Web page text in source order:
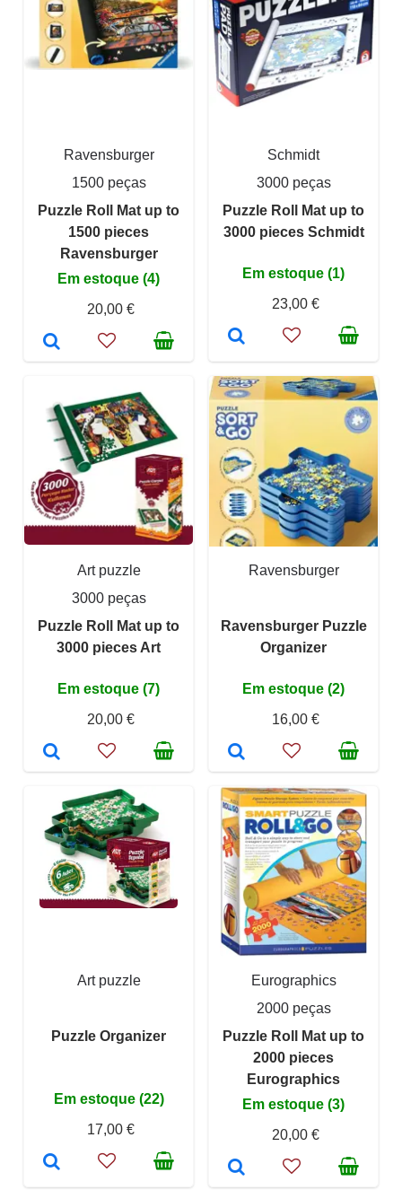
Ravensburger
1500 peças
Puzzle Roll Mat up to
1500 pieces
Ravensburger
Em estoque (4)
20,00 €
Schmidt
3000 peças
Puzzle Roll Mat up to
3000 pieces Schmidt
Em estoque (1)
23,00 €
Art puzzle
3000 peças
Puzzle Roll Mat up to
3000 pieces Art
Em estoque (7)
20,00 €
Ravensburger
Ravensburger Puzzle
Organizer
Em estoque (2)
16,00 €
Art puzzle
Puzzle Organizer
Em estoque (22)
17,00 €
Eurographics
2000 peças
Puzzle Roll Mat up to
2000 pieces
Eurographics
Em estoque (3)
20,00 €